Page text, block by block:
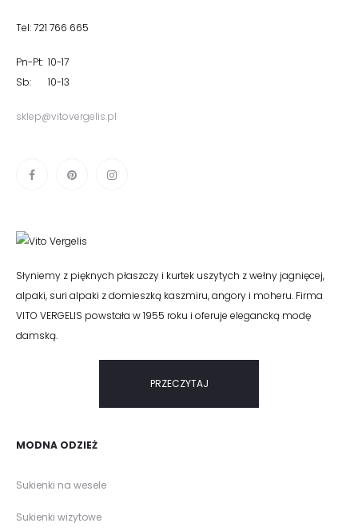
Tel: 721 766 665
Pn-Pt: 10-17
Sb: 10-13
sklep@vitovergelis.pl
Słyniemy z pięknych płaszczy i kurtek uszytych z wełny jagnięcej,
alpaki, suri alpaki z domieszką kaszmiru, angory i moheru. Firma
VITO VERGELIS powstała w 1955 roku i oferuje elegancką modę
damską.
PRZECZYTAJ
MODNA ODZIEŻ
Sukienki na wesele
Sukienki wizytowe